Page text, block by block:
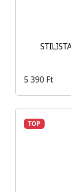
5 390 Ft
TOP